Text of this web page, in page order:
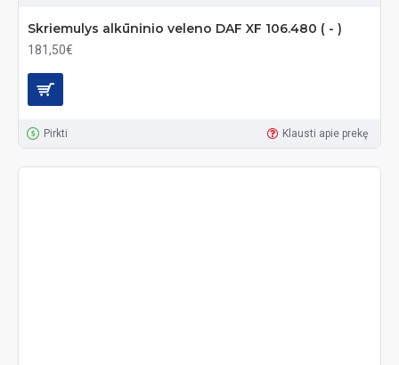
Skriemulys alkūninio veleno DAF XF 106.480 ( - )
181,50€
Pirkti Klausti apie prekę